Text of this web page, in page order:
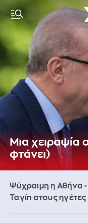
Μια χειραψία
φτάνει)
Ψύχραιμη η Αθήνα
Ταγίπ στους